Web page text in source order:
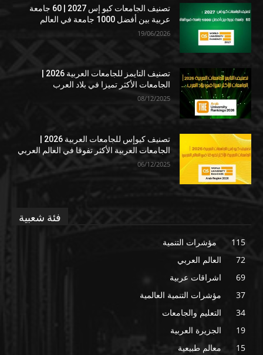
تصنيف الجامعات كيو إس 2027 | 60 جامعة
عربية بين أفضل 1000 جامعة في العالم
19/06/2026
الجامعات الأكثر تميزا في بلاد العرب
08/12/2025
الجامعات العربية الأكثر تفوقا في العالم العربي
06/12/2025
فئة شعبية
مؤشرات التنمية
115
العالم العربي
72
اشراقات عربية
69
مؤشرات التنمية العالمية
37
التعليم والجامعات
34
الجزيرة العربية
19
معالم طبيعية
15